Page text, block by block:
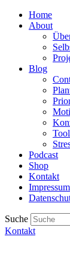
Home
About
Blog
Podcast
Shop
Kontakt
Impressum
Suche
Kontakt